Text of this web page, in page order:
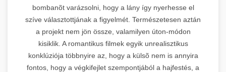
bombanõt varázsolni, hogy a lány így nyerhesse el
szíve választottjának a figyelmét. Természetesen aztán
a projekt nem jön össze, valamilyen úton-módon
kisiklik. A romantikus filmek egyik unrealisztikus
konklúziója többnyire az, hogy a külsõ nem is annyira
fontos, hogy a végkifejlet szempontjából a hajfestés, a